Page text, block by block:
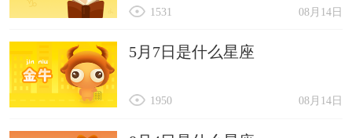
08月14日
1531
5月7日是什么星座
08月14日
1950